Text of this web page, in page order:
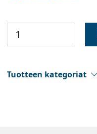
Tuotteen kategoriat